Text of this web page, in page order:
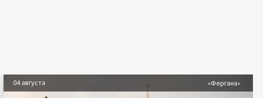
04 августа «Фергана»